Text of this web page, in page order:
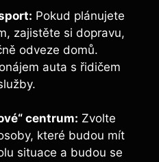
Pokud plánujete
zajistěte si dopravu,
odveze domů.
auta s řidičem
centrum: Zvolte
které budou mít
situace a budou se